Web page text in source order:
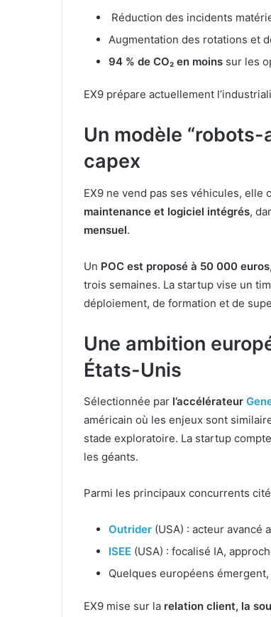
Réduction des incidents
Augmentation des rotations et
94 % de CO₂ en moins sur les
EX9 prépare actuellement
Un modèle
capex
EX9 ne vend pas ses véhicules, elle
maintenance et logiciel intégrés,
mensuel.
Un POC est proposé à 50 000 euros
trois semaines. La startup vise un
déploiement, de formation et de
Une ambition
États-Unis
Sélectionnée par l’accélérateur
américain où les enjeux sont
stade exploratoire. La startup
les géants.
Parmi les principaux concurrents
Outrider (USA) : acteur avancé
ISEE (USA) : focalisé IA,
Quelques européens
EX9 mise sur la relation client, la